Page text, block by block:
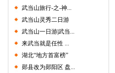
武当山旅行-之-神...
武当山灵秀二日游
武当山一日游|武当...
来武当就是任性 ...
湖北“地方首富榜”
郧县改为郧阳区 盘...